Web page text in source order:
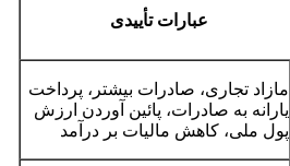
عبارات تأییدی
مازاد تجاری، صادرات بیشتر، پرداخت
یارانه به صادرات، پائین آوردن ارزش
پول ملی، کاهش مالیات بر درآمد